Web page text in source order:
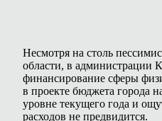
Несмотря на столь
области, в администрации
финансирование сферы
в проекте бюджета города
уровне текущего года и
расходов не предвидится.